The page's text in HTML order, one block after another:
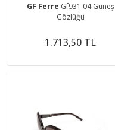
GF Ferre Gf931 04 Güneş
Gözlüğü
1.713,50 TL